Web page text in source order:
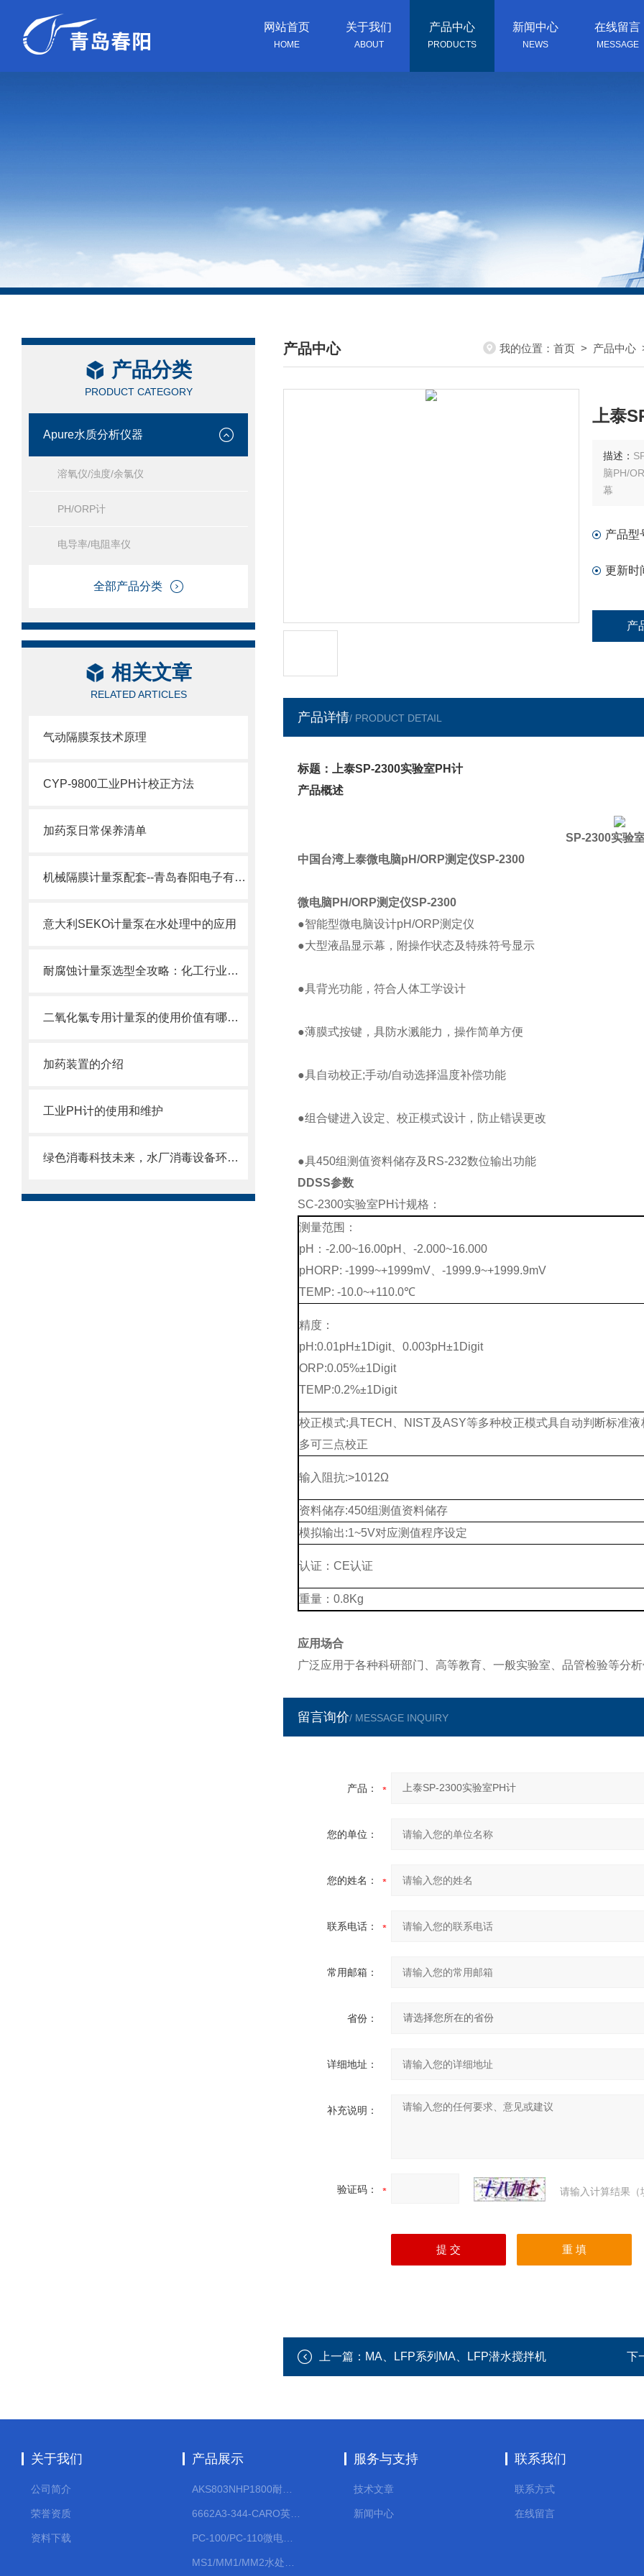
网站首页
HOME
关于我们
ABOUT
产品中心
PRODUCTS
新闻中心
NEWS
在线留言
MESSAGE
产品分类
PRODUCT CATEGORY
Apure水质分析仪器
溶氧仪/浊度/余氯仪
PH/ORP计
电导率/电阻率仪
全部产品分类
相关文章
RELATED ARTICLES
气动隔膜泵技术原理
CYP-9800工业PH计校正方法
加药泵日常保养清单
机械隔膜计量泵配套--青岛春阳电子有限公司
意大利SEKO计量泵在水处理中的应用
耐腐蚀计量泵选型全攻略：化工行业精准加药如何选对设备
二氧化氯专用计量泵的使用价值有哪些？
加药装置的介绍
工业PH计的使用和维护
绿色消毒科技未来，水厂消毒设备环保高效
产品中心
/ PRODUCTS CENTER
我的位置： 首页 > 产品中心
上泰
描述：
脑PH/
幕
产品型
更新时
产
产品详情/ PRODUCT DETAIL
标题：上泰SP-2300实验室PH计
产品概述
SP-2300实验
中国台湾上泰微电脑pH/ORP测定仪SP-2300
微电脑PH/ORP测定仪SP-2300
●智能型微电脑设计pH/ORP测定仪
●大型液晶显示幕，附操作状态及特殊符号显示
●具背光功能，符合人体工学设计
●薄膜式按键，具防水溅能力，操作简单方便
●具自动校正;手动/自动选择温度补偿功能
●组合键进入设定、校正模式设计，防止错误更改
●具450组测值资料储存及 RS-232数位输出功能
DDSS参数
SC-2300实验室PH计规格：
测量范围：
pH： -2.00~16.00pH
-2.000~16.000
pHORP: -1999~+1999mV、 -1999.9~+1999.9mV
TEMP: -10.0~+110.0℃
精度：
pH:0.01pH±1Digit、0.003pH±1Digit
ORP:0.05%±1Digit
TEMP:0.2%±1Digit
校正模式:具TECH NIST及ASY等多种校正模式具自动判断标准液
多可三点校正
输入阻抗:>1012Ω
资料储存:450组测值资料储存
模拟输出:1~5V对应测值程序设定
认证： CE认证
重量： 0.8Kg
应用场合
广泛应用于各种科研部门、高等教育、一般实验室、品管检验等分
留言询价/ MESSAGE INQUIRY
产品：
您的单位：
您的姓名：
联系电话：
常用邮箱：
省份：
详细地址：
补充说明：
验证码： 请输入计算结果（
上一篇： MA、LFP系列MA、LFP潜水搅拌机 下
关于我们
公司简介
荣誉资质
资料下载
产品展示 服务与支持
技术文章
新闻中心
联系我们
联系方式
在线留言